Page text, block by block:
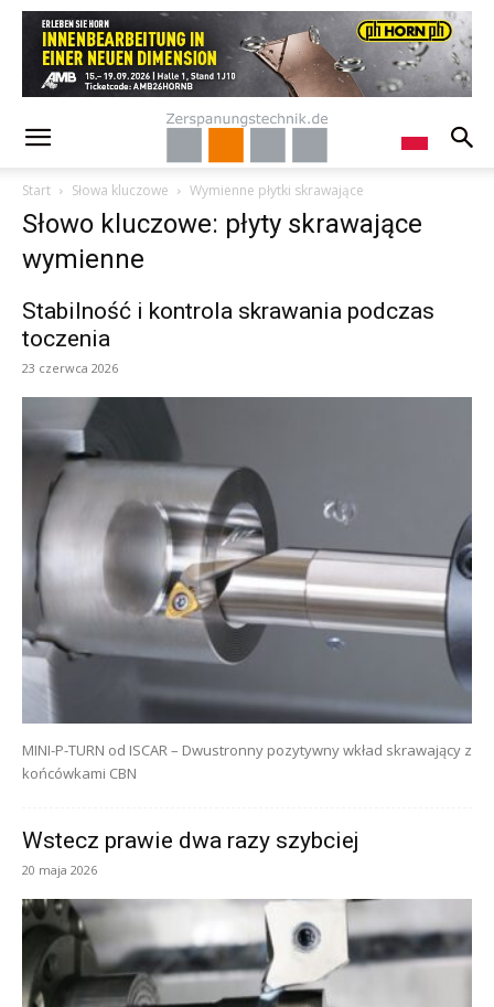
Start Słowa kluczowe Wymienne płytki skrawające
Słowo kluczowe: płyty skrawające
wymienne
Stabilność i kontrola skrawania podczas
toczenia
23 czerwca 2026
MINI-P-TURN od ISCAR – Dwustronny pozytywny wkład skrawający z
końcówkami CBN
Wstecz prawie dwa razy szybciej
20 maja 2026